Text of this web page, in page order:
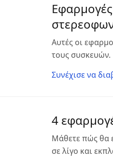
Αυτές οι
τους συσκευών.
Συνέχισε να
4
Μάθετε πώς θα
σε λίγο και